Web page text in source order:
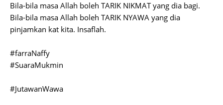
Bila-bila masa Allah boleh TARIK NIKMAT yang dia bagi.
Bila-bila masa Allah boleh TARIK NYAWA yang dia
pinjamkan kat kita. Insaflah.
#farraNaffy
#SuaraMukmin
#JutawanWawa